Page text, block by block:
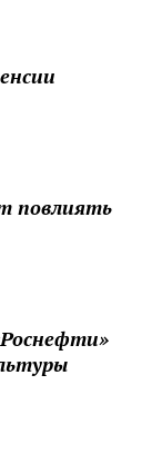
повлиять